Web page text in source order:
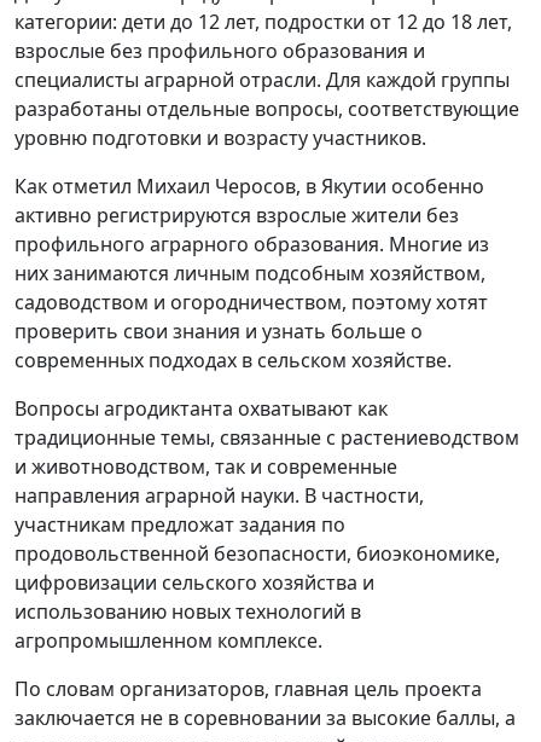
категории: дети до 12 лет, подростки от 12 до 18 лет,
взрослые без профильного образования и
специалисты аграрной отрасли. Для каждой группы
разработаны отдельные вопросы, соответствующие
уровню подготовки и возрасту участников.
Как отметил Михаил Черосов, в Якутии особенно
активно регистрируются взрослые жители без
профильного аграрного образования. Многие из
них занимаются личным подсобным хозяйством,
садоводством и огородничеством, поэтому хотят
проверить свои знания и узнать больше о
современных подходах в сельском хозяйстве.
Вопросы агродиктанта охватывают как
традиционные темы, связанные с растениеводством
и животноводством, так и современные
направления аграрной науки. В частности,
участникам предложат задания по
продовольственной безопасности, биоэкономике,
цифровизации сельского хозяйства и
использованию новых технологий в
агропромышленном комплексе.
По словам организаторов, главная цель проекта
заключается не в соревновании за высокие баллы, а